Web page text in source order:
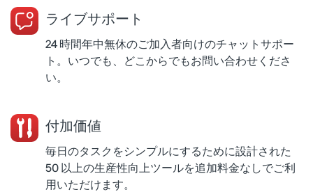
ライブサポート
24 時間年中無休のご加入者向けのチャットサポー
ト。いつでも、どこからでもお問い合わせくださ
い。
付加価値
毎日のタスクをシンプルにするために設計された
50 以上の生産性向上ツールを追加料金なしでご利
用いただけます。